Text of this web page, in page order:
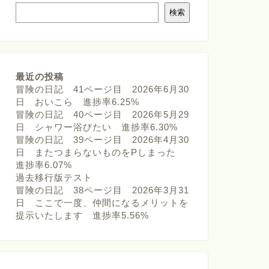
検索
最近の投稿
冒険の日記 41ページ目 2026年6月30
日 おいこら 進捗率6.25%
冒険の日記 40ページ目 2026年5月29
日 シャワー浴びたい 進捗率6.30%
冒険の日記 39ページ目 2026年4月30
日 またつまらないものをPしまった
進捗率6.07%
過去移行版テスト
冒険の日記 38ページ目 2026年3月31
日 ここで一度、仲間になるメリットを
提示いたします 進捗率5.56%